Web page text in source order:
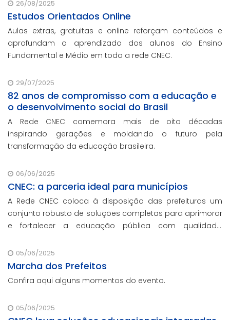
26/08/2025
Estudos Orientados Online
Aulas extras, gratuitas e online reforçam conteúdos e
aprofundam o aprendizado dos alunos do Ensino
Fundamental e Médio em toda a rede CNEC.
29/07/2025
82 anos de compromisso com a educação e
o desenvolvimento social do Brasil
A Rede CNEC comemora mais de oito décadas
inspirando gerações e moldando o futuro pela
transformação da educação brasileira.
06/06/2025
CNEC: a parceria ideal para municípios
A Rede CNEC coloca à disposição das prefeituras um
conjunto robusto de soluções completas para aprimorar
e fortalecer a educação pública com qualidade,
que não participaram da Marcha dos Prefeito
05/06/2025
Marcha dos Prefeitos
Confira aqui alguns momentos do evento.
05/06/2025